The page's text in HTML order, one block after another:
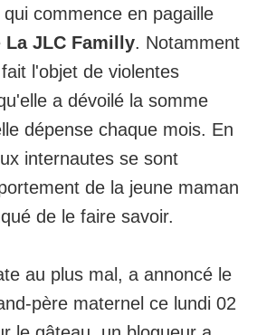
commence en pagaille
La JLC Familly. Notamment
l'objet de violentes
a dévoilé la somme
dépense chaque mois. En
internautes se sont
de la jeune maman
de le faire savoir.
au plus mal, a annoncé le
père maternel ce lundi 02